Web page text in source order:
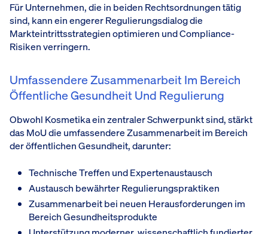
Für Unternehmen, die in beiden Rechtsordnungen tätig
sind, kann ein engerer Regulierungsdialog die
Markteintrittsstrategien optimieren und Compliance-
Risiken verringern.
Umfassendere Zusammenarbeit Im Bereich
Öffentliche Gesundheit Und Regulierung
Obwohl Kosmetika ein zentraler Schwerpunkt sind, stärkt
das MoU die umfassendere Zusammenarbeit im Bereich
der öffentlichen Gesundheit, darunter:
Technische Treffen und Expertenaustausch
Austausch bewährter Regulierungspraktiken
Zusammenarbeit bei neuen Herausforderungen im
Bereich Gesundheitsprodukte